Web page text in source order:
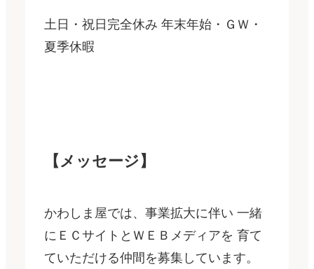
土日・祝日完全休み 年末年始・ＧＷ・
夏季休暇
【メッセージ】
かわしま屋では、事業拡大に伴い 一緒
にＥＣサイトとＷＥＢメディアを 育て
ていただける仲間を募集しています。